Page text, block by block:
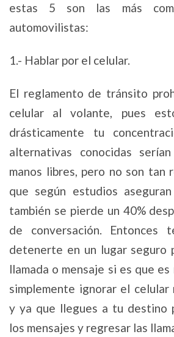
estas 5 son las más
automovilistas:
1.- Hablar por el celular.
El reglamento de tránsito
celular al volante, pues
drásticamente tu
alternativas conocidas
manos libres, pero no son tan
que según estudios
también se pierde un 40%
de conversación. Entonces
detenerte en un lugar seguro
llamada o mensaje si es que
simplemente ignorar el celular
y ya que llegues a tu destino
los mensajes y regresar las